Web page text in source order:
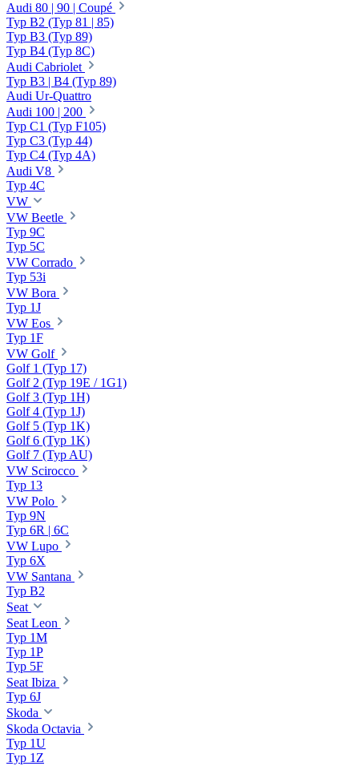
Audi 80 | 90 | Coupé
Typ B2 (Typ 81 | 85)
Typ B3 (Typ 89)
Typ B4 (Typ 8C)
Audi Cabriolet
Typ B3 | B4 (Typ 89)
Audi Ur-Quattro
Audi 100 | 200
Typ C1 (Typ F105)
Typ C3 (Typ 44)
Typ C4 (Typ 4A)
Audi V8
Typ 4C
VW
VW Beetle
Typ 9C
Typ 5C
VW Corrado
Typ 53i
VW Bora
Typ 1J
VW Eos
Typ 1F
VW Golf
Golf 1 (Typ 17)
Golf 2 (Typ 19E / 1G1)
Golf 3 (Typ 1H)
Golf 4 (Typ 1J)
Golf 5 (Typ 1K)
Golf 6 (Typ 1K)
Golf 7 (Typ AU)
VW Scirocco
Typ 13
VW Polo
Typ 9N
Typ 6R | 6C
VW Lupo
Typ 6X
VW Santana
Typ B2
Seat
Seat Leon
Typ 1M
Typ 1P
Typ 5F
Seat Ibiza
Typ 6J
Skoda
Skoda Octavia
Typ 1U
Typ 1Z